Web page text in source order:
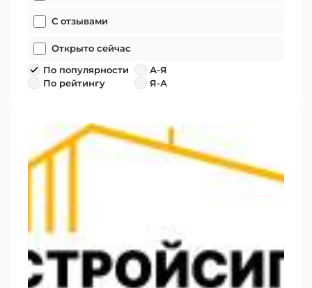
С отзывами
Открыто сейчас
По популярности
По рейтингу
А-Я
Я-А